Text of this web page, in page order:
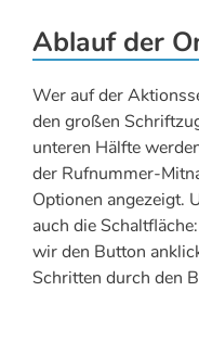
Ablauf der
Wer auf der
den großen
unteren Hälfte
der Rufnummer-
Optionen angezeigt.
auch die Schaltfläche:
wir den Button
Schritten durch den